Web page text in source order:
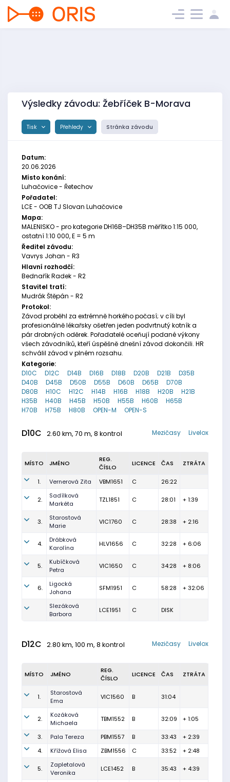
Výsledky závodu: Žebříček B-Morava
Tisk Přehledy Stránka závodu
Datum:
20.06.2026
Místo konání:
Luhačovice - Řetechov
Pořadatel:
LCE - OOB TJ Slovan Luhačovice
Mapa:
MALENISKO - pro kategorie DH16B–DH35B měřítko 1:15 000,
ostatní 1:10 000, E = 5 m
Ředitel závodu:
Vavrys Johan - R3
Hlavní rozhodčí:
Bednařík Radek - R2
Stavitel tratí:
Mudrák Štěpán - R2
Protokol:
Závod proběhl za extrémně horkého počasí; v cíli byl
profesionálně lékařsky ošetřen jeden podvrtnutý kotník a
pár drobných oděrek. Pořadatelé oceňují podané výkony
všech závodníků, kteří úspěšně dnešní závod dokončili. HR
schválil závod v plném rozsahu.
Kategorie:
D10C
D12C D14B D16B D18B D20B D21B
D35B
D40B
D45B D50B D55B D60B D65B
D70B
D80B
H10C H12C H14B H16B H18B H20B
H21B
H35B
H40B H45B H50B H55B H60B
H65B
H70B
H75B H80B OPEN-M OPEN-S
D10C 2.60 km, 70 m, 8 kontrol Livelox
Mezičasy
MÍSTO JMÉNO
REG.
ČÍSLO
LICENCE ČAS ZTRÁTA
1. Vernerová Zita VBM1651 C 26:22
2.
Sadílková
Markéta
TZL1851 C 28:01 + 1:39
3.
Starostová
Marie
VIC1760 C 28:38 + 2:16
4.
Drábková
Karolína
HLV1656 C 32:28 + 6:06
5.
Kubíčková
Petra
VIC1650 C 34:28 + 8:06
6.
Ligocká
Johana
SFM1951 C 58:28 + 32:06
Slezáková
Barbora
LCE1951 C DISK
D12C 2.80 km, 100 m, 8 kontrol Livelox
Mezičasy
MÍSTO JMÉNO
REG.
ČÍSLO
LICENCE ČAS ZTRÁTA
1.
Starostová
Ema
VIC1560 B 31:04
2.
Kozáková
Michaela
TBM1552 B 32:09 + 1:05
3. Pala Tereza PBM1557 B 33:43
+ 2:39
4.
Křížová Elisa ZBM1556 C 33:52 + 2:48
5.
Zapletalová
Veronika
LCE1452 B 35:43 + 4:39